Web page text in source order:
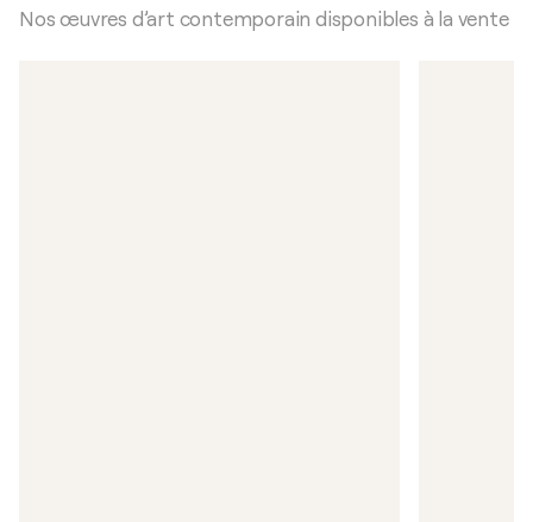
Nos œuvres d’art contemporain disponibles à la vente